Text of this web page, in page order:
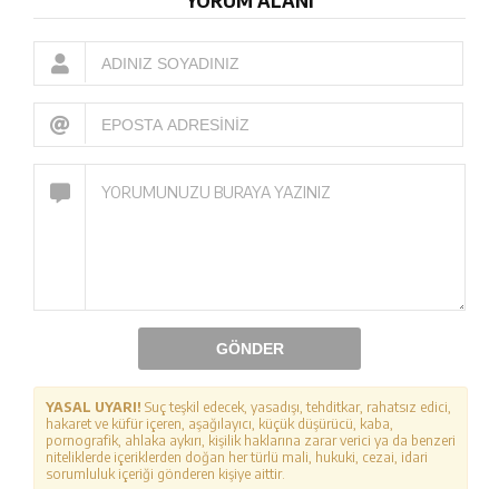
GÖNDER
YASAL UYARI! Suç teşkil edecek, yasadışı, tehditkar, rahatsız edici,
hakaret ve küfür içeren, aşağılayıcı, küçük düşürücü, kaba,
pornografik, ahlaka aykırı, kişilik haklarına zarar verici ya da benzeri
niteliklerde içeriklerden doğan her türlü mali, hukuki, cezai, idari
sorumluluk içeriği gönderen kişiye aittir.